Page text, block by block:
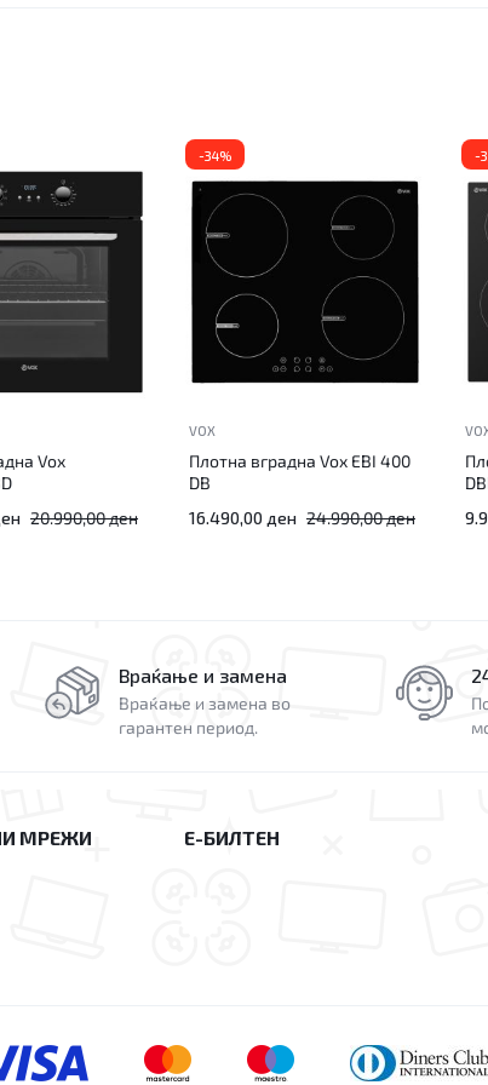
Vox
20.990,00ден
-34%
VOX
Плотна вградна Vox EBI 400
DB
16.490,00 ден 24.990,00ден
-
Враќање и замена
Враќање и замена во
гарантен период.
МРЕЖИ Е-БИЛТЕН